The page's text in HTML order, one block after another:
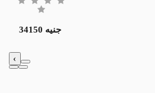
34150 جنيه
‹